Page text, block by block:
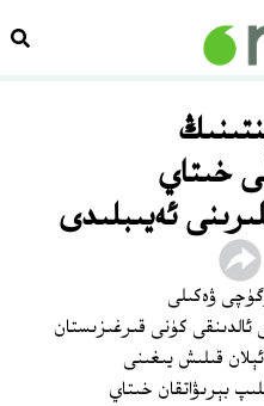
خىتاي
ئەيىبلىدى
ۋەكىلى
كۈنى قىرغىزىستان
قىلىش يىغىنى
بېرىۋاتقان خىتاي